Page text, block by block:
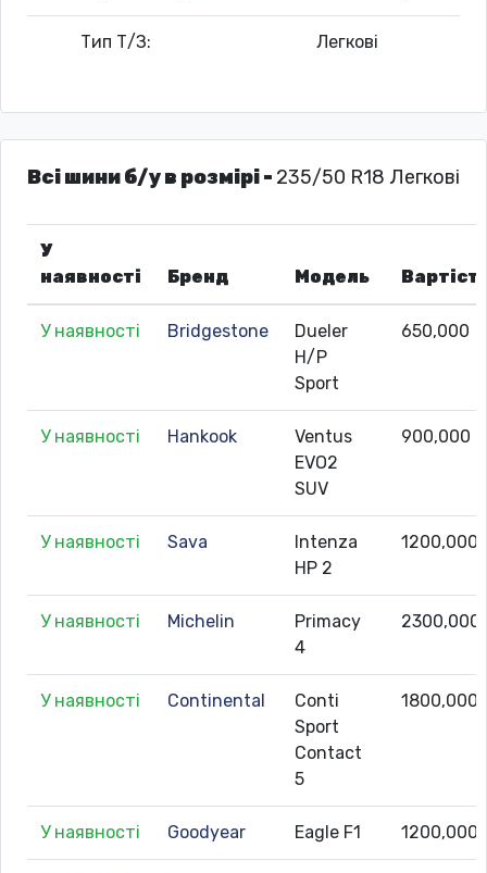
Тип Т/З: Легкові
Всі шини б/у в розмірі - 235/50 R18 Легкові
У
наявності
Бренд Модель
У наявності Bridgestone
Dueler
H/P
Sport
650,000
У наявності Hankook
Ventus
EVO2
SUV
900,000
У наявності Sava
Intenza
HP 2
1200,000
У наявності Michelin
Primacy
4
2300,000
У наявності Continental
Conti
Sport
Contact
5
1800,000
У наявності Goodyear Eagle F1 1200,000